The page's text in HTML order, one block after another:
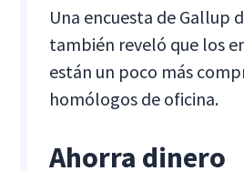
Una encuesta de Gallup
también reveló que los
están un poco más
homólogos de oficina.
Ahorra dinero